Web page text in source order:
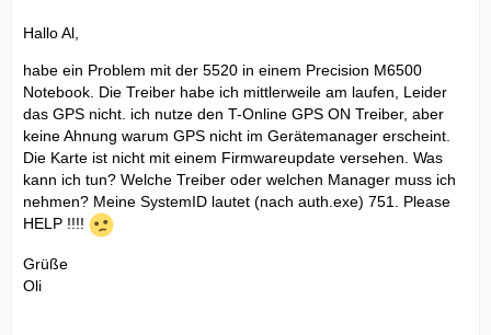
Hallo Al,
habe ein Problem mit der 5520 in einem Precision M6500
Notebook. Die Treiber habe ich mittlerweile am laufen, Leider
das GPS nicht. ich nutze den T-Online GPS ON Treiber, aber
keine Ahnung warum GPS nicht im Gerätemanager erscheint.
Die Karte ist nicht mit einem Firmwareupdate versehen. Was
kann ich tun? Welche Treiber oder welchen Manager muss ich
nehmen? Meine SystemID lautet (nach auth.exe) 751. Please
HELP !!!!
Grüße
Oli